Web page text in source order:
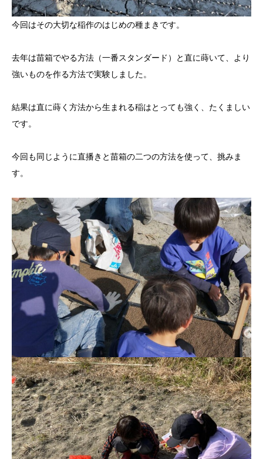
今回はその大切な稲作のはじめの種まきです。
去年は苗箱でやる方法（一番スタンダード）と直に蒔いて、より
強いものを作る方法で実験しました。
結果は直に蒔く方法から生まれる稲はとっても強く、たくましい
です。
今回も同じように直播きと苗箱の二つの方法を使って、挑みま
す。